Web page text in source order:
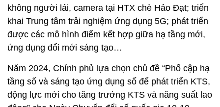
không người lái, camera tại HTX chè Hảo Đạt; triển
khai Trung tâm trải nghiệm ứng dụng 5G; phát triển
được các mô hình điểm kết hợp giữa hạ tầng mới,
ứng dụng đổi mới sáng tạo…
Năm 2024, Chính phủ lựa chọn chủ đề “Phổ cập hạ
tầng số và sáng tạo ứng dụng số để phát triển KTS,
động lực mới cho tăng trưởng KTS và năng suất lao